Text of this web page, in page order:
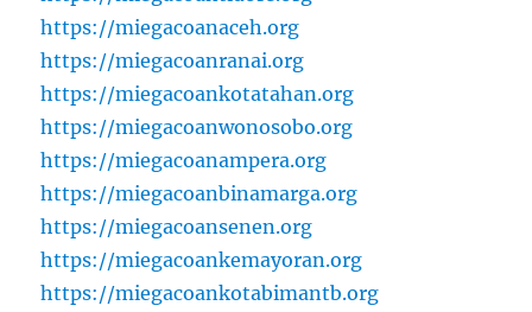
https://miegacoanaceh.org
https://miegacoanranai.org
https://miegacoankotatahan.org
https://miegacoanwonosobo.org
https://miegacoanampera.org
https://miegacoanbinamarga.org
https://miegacoansenen.org
https://miegacoankemayoran.org
https://miegacoankotabimantb.org